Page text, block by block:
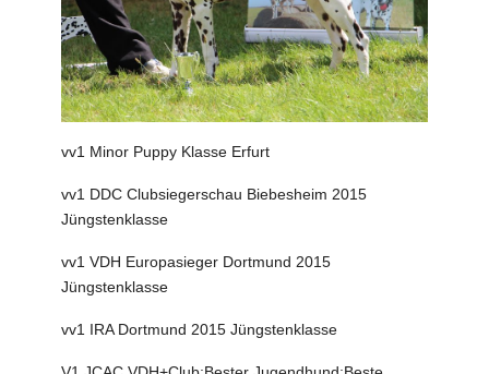
vv1 Minor Puppy Klasse Erfurt
vv1 DDC Clubsiegerschau Biebesheim 2015
Jüngstenklasse
vv1 VDH Europasieger Dortmund 2015
Jüngstenklasse
vv1 IRA Dortmund 2015 Jüngstenklasse